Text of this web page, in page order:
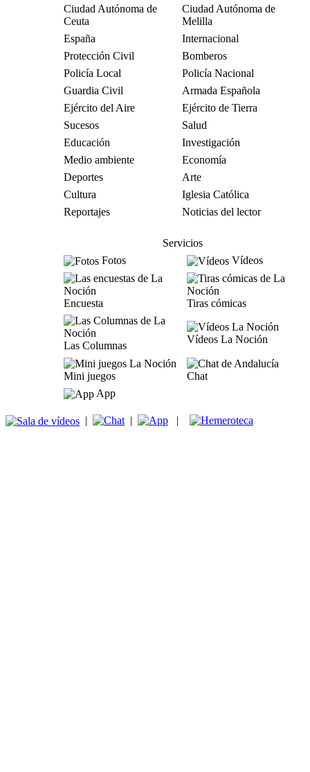
Ciudad Autónoma de
Ceuta
Ciudad Autónoma de
Melilla
España
Internacional
Protección Civil
Bomberos
Policía Local
Policía Nacional
Guardia Civil
Armada Española
Ejército del Aire
Ejército de Tierra
Sucesos
Salud
Educación
Investigación
Medio ambiente
Economía
Deportes
Arte
Cultura
Iglesia Católica
Reportajes
Noticias del lector
Servicios
Fotos
Vídeos
Encuesta Tiras cómicas
Las Columnas
Vídeos La Noción
Mini juegos
Chat
App
| | |